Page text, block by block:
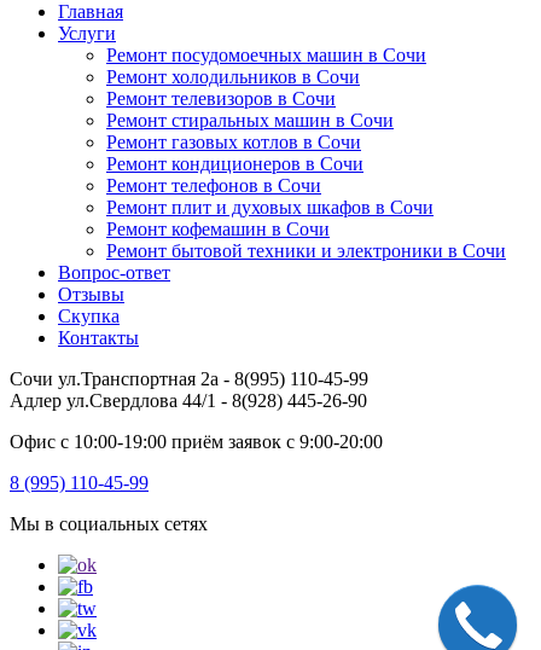
Главная
Услуги
Ремонт посудомоечных машин в Сочи
Ремонт холодильников в Сочи
Ремонт телевизоров в Сочи
Ремонт стиральных машин в Сочи
Ремонт газовых котлов в Сочи
Ремонт кондиционеров в Сочи
Ремонт телефонов в Сочи
Ремонт плит и духовых шкафов в Сочи
Ремонт кофемашин в Сочи
Ремонт бытовой техники и электроники в Сочи
Вопрос-ответ
Отзывы
Скупка
Контакты
Сочи ул.Транспортная 2а - 8(995) 110-45-99
Адлер ул.Свердлова 44/1 - 8(928) 445-26-90
Офис с 10:00-19:00 приём заявок с 9:00-20:00
8 (995) 110-45-99
Мы в социальных сетях